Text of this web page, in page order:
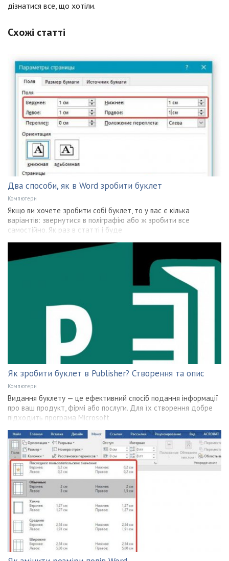
дізнатися все, що хотіли.
Схожі статті
Два способи, як в Word зробити буклет
Компютери
Якщо ви хочете зробити собі буклет, то у вас є кілька
варіантів: звернутися в поліграфію або ж зробити все
самостійно. Як раз в статті і буде
Як зробити буклет в Publisher? Створення та опис
Компютери
Видання буклету — це ефективний спосіб подання інформації
про ваш продукт, фірмі або послуги. Для їх створення добре
підходить програма Microsoft